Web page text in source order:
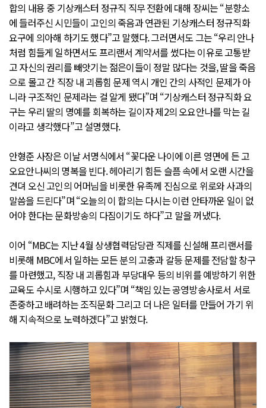
합의 내용 중 기상캐스터 정규직 직무 전환에 대해 장씨는 “분향소
에 들러주신 시민들이 고인의 죽음과 연관된 기상캐스터 정규직화
요구에 의아해 하기도 했다”고 말했다. 그러면서도 그는 “우리 안나
처럼 힘들게 일하면서도 프리랜서 계약서를 썼다는 이유로 고통받
고 자신의 권리를 빼앗기는 젊은이들이 정말 많다는 것을, 딸을 죽음
으로 몰고 간 직장 내 괴롭힘 문제 역시 개인 간의 사적인 문제가 아
니라 구조적인 문제라는 걸 알게 됐다”며 “기상캐스터 정규직화 요
구는 우리 딸의 명예를 회복하는 길이자 제2의 오요안나를 막는 길
이라고 생각했다”고 설명했다.
안형준 사장은 이날 서명식에서 “꽃다운 나이에 이른 영면에 든 고
오요안나씨의 명복을 빈다. 헤아리기 힘든 슬픔 속에서 오랜 시간을
견뎌 오신 고인의 어머님을 비롯한 유족께 진심으로 위로와 사과의
말씀을 드린다”며 “오늘의 이 합의는 다시는 이런 안타까운 일이 없
어야 한다는 문화방송의 다짐이기도 하다”고 말을 꺼냈다.
이어 “MBC는 지난 4월 상생협력담당관 직제를 신설해 프리랜서를
비롯해 MBC에서 일하는 모든 분의 고충과 갈등 문제를 전담할 창구
를 마련했고, 직장 내 괴롭힘과 부당대우 등의 비위를 예방하기 위한
교육도 수시로 시행하고 있다”며 “책임 있는 공영방송사로서 서로
존중하고 배려하는 조직문화 그리고 더 나은 일터를 만들어 가기 위
해 지속적으로 노력하겠다”고 밝혔다.